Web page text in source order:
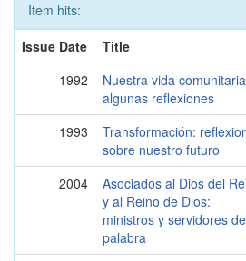
Item hits:
Issue Date
Title
1992
Nuestra vida
algunas reflexiones
1993
Transformación:
sobre nuestro futuro
2004
Asociados al Dios del
y al Reino de Dios:
ministros y servidores
palabra